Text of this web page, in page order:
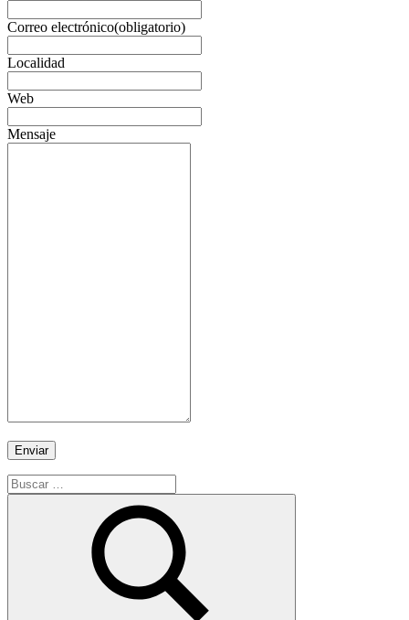
Correo electrónico(obligatorio)
Localidad
Web
Mensaje
Enviar
Buscar: